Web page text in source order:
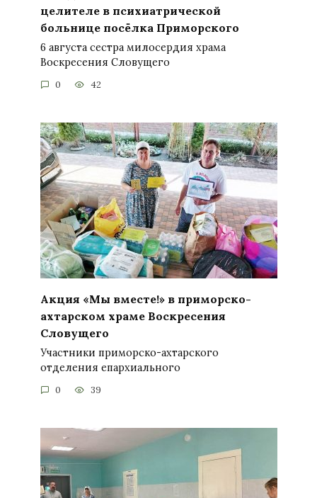
целителе в психиатрической
больнице посёлка Приморского
6 августа сестра милосердия храма
Воскресения Словущего
0 42
Акция «Мы вместе!» в приморско-
ахтарском храме Воскресения
Словущего
Участники приморско-ахтарского
отделения епархиального
0 39